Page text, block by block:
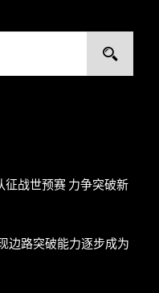
战世预赛 力争突破新
边路突破能力逐步成为